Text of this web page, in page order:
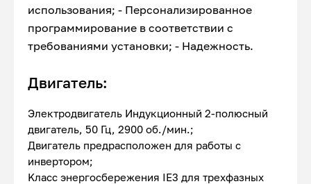
использования; - Персонализированное
программирование в соответствии с
требованиями установки; - Надежность.
Двигатель:
Электродвигатель Индукционный 2-полюсный
двигатель, 50 Гц, 2900 об./мин.;
Двигатель предрасположен для работы с
инвертором;
Kласс энергосбережения IE3 для трехфазных